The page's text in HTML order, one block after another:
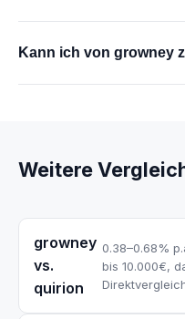
Kann ich von growney
Weitere
growney
vs.
quirion
0.38–0.68%
bis 10.000€,